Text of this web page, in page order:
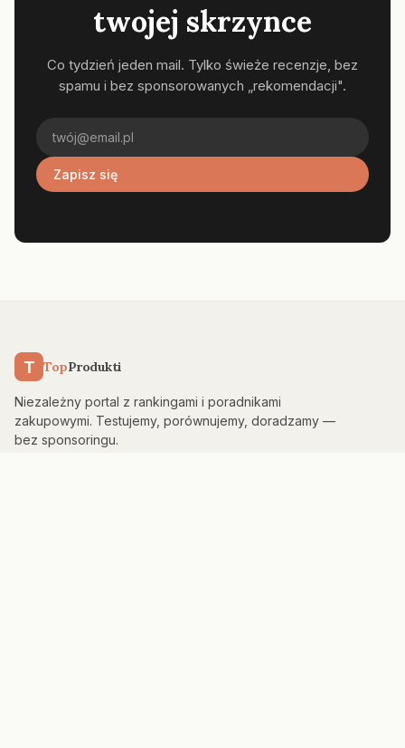
twojej skrzynce
Co tydzień jeden mail. Tylko świeże recenzje, bez
spamu i bez sponsorowanych „rekomendacji".
Zapisz się
T TopProdukti
Niezależny portal z rankingami i poradnikami
zakupowymi. Testujemy, porównujemy, doradzamy —
bez sponsoringu.